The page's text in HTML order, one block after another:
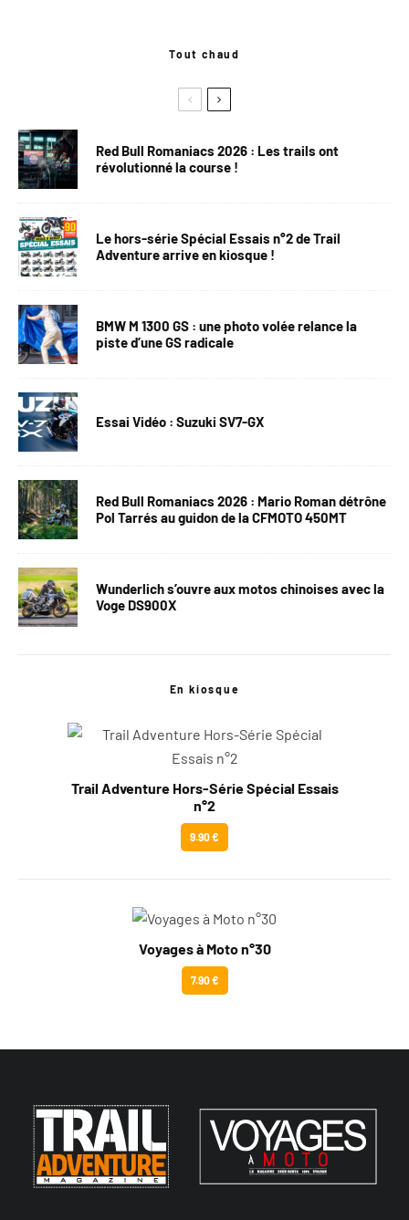
Tout chaud
Red Bull Romaniacs 2026 : Les trails ont
révolutionné la course !
Le hors-série Spécial Essais n°2 de Trail
Adventure arrive en kiosque !
BMW M 1300 GS : une photo volée relance la
piste d’une GS radicale
Essai Vidéo : Suzuki SV7-GX
Red Bull Romaniacs 2026 : Mario Roman détrône
Pol Tarrés au guidon de la CFMOTO 450MT
Wunderlich s’ouvre aux motos chinoises avec la
Voge DS900X
En kiosque
Trail Adventure Hors-Série Spécial Essais
n°2
9.90 €
Voyages à Moto n°30
7.90 €